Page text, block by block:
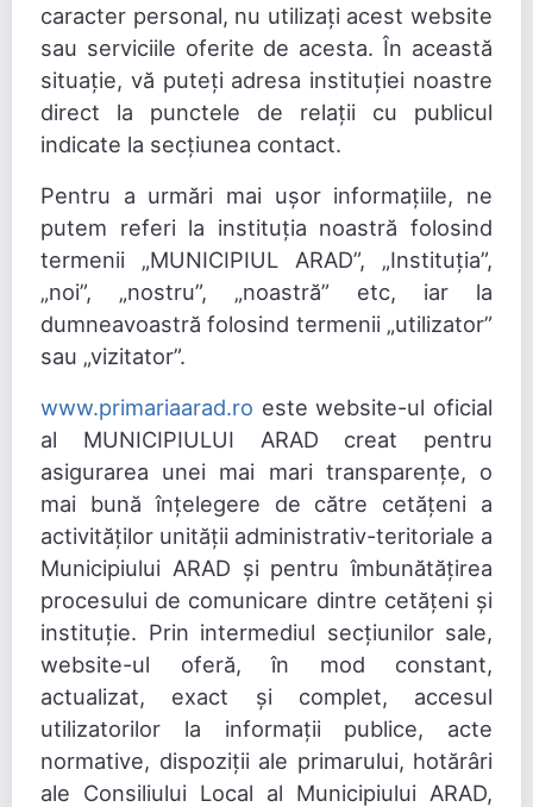
caracter personal, nu utilizați acest website
sau serviciile oferite de acesta. În această
situație, vă puteți adresa instituției noastre
direct la punctele de relații cu publicul
indicate la secțiunea contact.
Pentru a urmări mai ușor informațiile, ne
putem referi la instituția noastră folosind
termenii „MUNICIPIUL ARAD”, „Instituția”,
„noi”, „nostru”, „noastră” etc, iar la
dumneavoastră folosind termenii „utilizator”
sau „vizitator”.
www.primariaarad.ro este website-ul oficial
al MUNICIPIULUI ARAD creat pentru
asigurarea unei mai mari transparențe, o
mai bună înțelegere de către cetățeni a
activităților unității administrativ-teritoriale a
Municipiului ARAD și pentru îmbunătățirea
procesului de comunicare dintre cetățeni și
instituție. Prin intermediul secțiunilor sale,
website-ul oferă, în mod constant,
actualizat, exact și complet, accesul
utilizatorilor la informații publice, acte
normative, dispoziții ale primarului, hotărâri
ale Consiliului Local al Municipiului ARAD,